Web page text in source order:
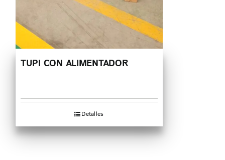
TUPI CON ALIMENTADOR
Detalles